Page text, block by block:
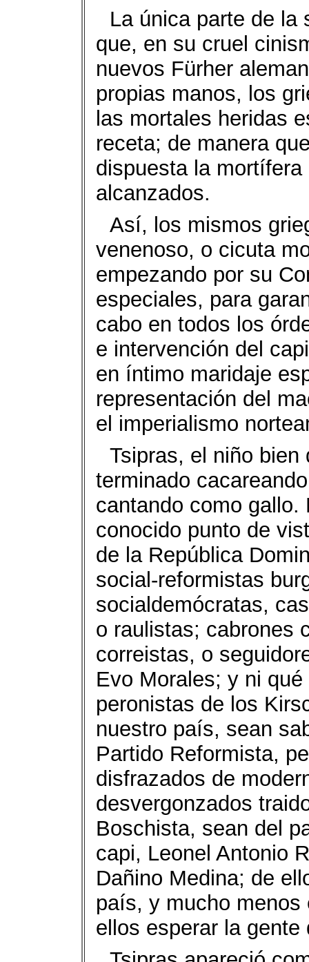
La única parte de la
que, en su cruel
nuevos Fürher
propias manos, los
las mortales heridas
receta; de manera
dispuesta la
alcanzados.
Así, los mismos
venenoso, o cicuta
empezando por su
especiales, para
cabo en todos los
e intervención del
en íntimo maridaje
representación del
el imperialismo
Tsipras, el niño
terminado
cantando como gallo.
conocido punto de
de la República
social-reformistas
socialdemócratas,
o raulistas; cabrones
correistas, o
Evo Morales; y ni
peronistas de los
nuestro país, sean
Partido Reformista,
disfrazados de
desvergonzados
Boschista, sean del
capi, Leonel Antonio
Dañino Medina; de
país, y mucho menos
ellos esperar la gente